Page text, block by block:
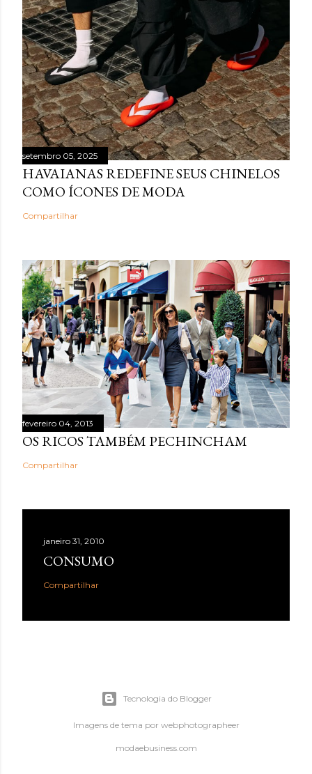
setembro 05, 2025
HAVAIANAS REDEFINE SEUS CHINELOS
COMO ÍCONES DE MODA
Compartilhar
fevereiro 04, 2013
OS RICOS TAMBÉM PECHINCHAM
Compartilhar
janeiro 31, 2010
CONSUMO
Compartilhar
Tecnologia do Blogger
Imagens de tema por webphotographeer
modaebusiness.com